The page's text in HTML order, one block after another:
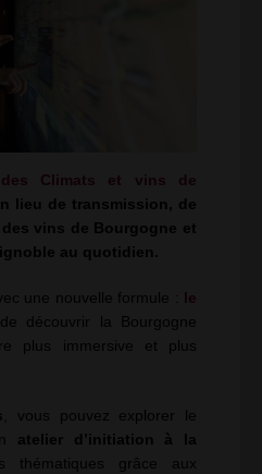
Climats et vins de
lieu de transmission, de
vins de Bourgogne et
au quotidien.
une nouvelle formule : le
découvrir la Bourgogne
plus immersive et plus
, vous pouvez explorer le
atelier d’initiation à la
thématiques grâce aux